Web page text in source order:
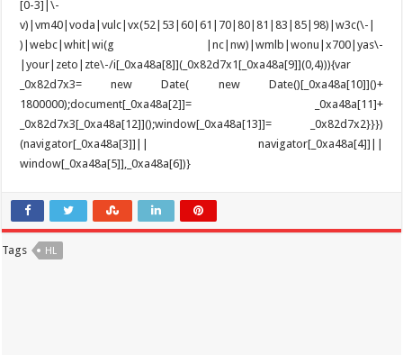
Tags HL